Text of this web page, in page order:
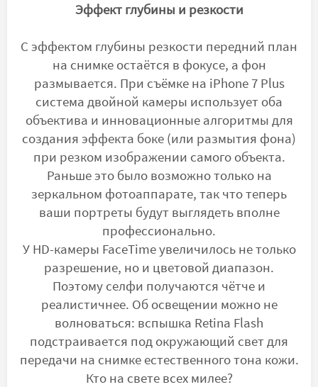
Эффект глубины и резкости
С эффектом глубины резкости передний план
на снимке остаётся в фокусе, а фон
размывается. При съёмке на iPhone 7 Plus
система двойной камеры использует оба
объектива и инновационные алгоритмы для
создания эффекта боке (или размытия фона)
при резком изображении самого объекта.
Раньше это было возможно только на
зеркальном фотоаппарате, так что теперь
ваши портреты будут выглядеть вполне
профессионально.
У HD-камеры FaceTime увеличилось не только
разрешение, но и цветовой диапазон.
Поэтому селфи получаются чётче и
реалистичнее. Об освещении можно не
волноваться: вспышка Retina Flash
подстраивается под окружающий свет для
передачи на снимке естественного тона кожи.
Кто на свете всех милее?